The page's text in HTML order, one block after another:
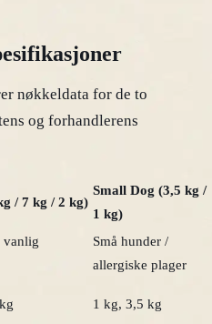
nøkkeldata for de to
og forhandlerens
/ 7 kg / 2 kg)
Small Dog (3,5 kg /
1 kg)
vanlig
Små hunder /
allergiske plager
1 kg, 3,5 kg